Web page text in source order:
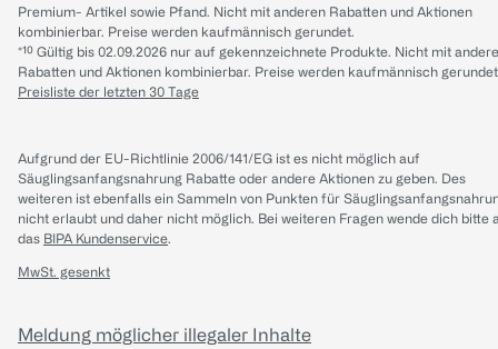
Premium- Artikel sowie Pfand. Nicht mit anderen Rabatten und Aktionen
kombinierbar. Preise werden kaufmännisch gerundet.
*¹⁰ Gültig bis 02.09.2026 nur auf gekennzeichnete Produkte. Nicht mit
Rabatten und Aktionen kombinierbar. Preise werden kaufmännisch
Preisliste der letzten 30 Tage
Aufgrund der EU-Richtlinie 2006/141/EG ist es nicht möglich auf
Säuglingsanfangsnahrung Rabatte oder andere Aktionen zu geben. Des
weiteren ist ebenfalls ein Sammeln von Punkten für
nicht erlaubt und daher nicht möglich. Bei weiteren Fragen wende dich bitte
das BIPA Kundenservice.
MwSt. gesenkt
Meldung möglicher illegaler Inhalte